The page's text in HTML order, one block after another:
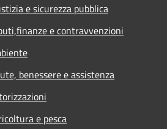
e sicurezza pubblica
e contravvenzioni
benessere e assistenza
e pesca